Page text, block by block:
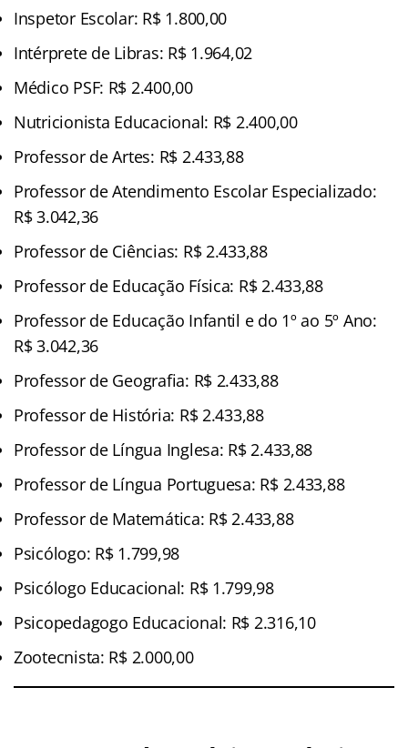
Inspetor Escolar: R$ 1.800,00
Intérprete de Libras: R$ 1.964,02
Médico PSF: R$ 2.400,00
Nutricionista Educacional: R$ 2.400,00
Professor de Artes: R$ 2.433,88
Professor de Atendimento Escolar Especializado:
R$ 3.042,36
Professor de Ciências: R$ 2.433,88
Professor de Educação Física: R$ 2.433,88
Professor de Educação Infantil e do 1º ao 5º Ano:
R$ 3.042,36
Professor de Geografia: R$ 2.433,88
Professor de História: R$ 2.433,88
Professor de Língua Inglesa: R$ 2.433,88
Professor de Língua Portuguesa: R$ 2.433,88
Professor de Matemática: R$ 2.433,88
Psicólogo: R$ 1.799,98
Psicólogo Educacional: R$ 1.799,98
Psicopedagogo Educacional: R$ 2.316,10
Zootecnista: R$ 2.000,00